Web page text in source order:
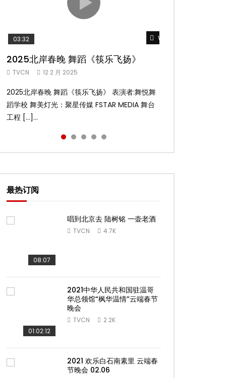
Watch Later
03:32
2025北岸春晚 舞蹈《筷乐飞扬》
TVCN 12 2 月 2025
2025北岸春晚 舞蹈《筷乐飞扬》 表演者:舞悦舞
蹈学校 舞美灯光：聚星传媒 FSTAR MEDIA 舞台
工程 […]...
Watch Later
02:58
2025北岸春晚 舞蹈《乌兰巴托的夜》
TVCN 12 2 月 2025
2025北岸春晚 舞蹈《乌兰巴托的夜》 表演者:飞
扬舞蹈团 舞美灯光：聚星传媒 FSTAR MEDIA 舞
台工 […]...
Watch Later
04:19
2025北岸春晚 古典舞《雨后》
TVCN 12 2 月 2025
2025北岸春晚 古典舞《雨后》 表演者:洪杰舞蹈
学院 舞美灯光：聚星传媒 FSTAR MEDIA 舞台工
程： […]...
Watch Later
05:13
2025北岸春晚 傣族舞蹈《水的女儿》
TVCN 12 2 月 2025
2025北岸春晚 傣族舞蹈《水的女儿》 表演者:洪
杰舞蹈学院 舞美灯光：聚星传媒 FSTAR MEDIA
舞台 […]...
Watch Later
03:45
2025北岸春晚 舞蹈《十八焕蝶》
TVCN 9 2 月 2025
2025北岸春晚 舞蹈《十八焕蝶》 表演者:舞悦舞
蹈学校 舞美灯光：聚星传媒 FSTAR MEDIA 舞台
工程 […]...
最热订阅
08:07
唱到北京去 陆树铭 一壶老酒
TVCN 4.7K
01:02:12
2021中华人民共和国驻温哥
华总领馆“枫华温情”云端春节
晚会
TVCN 2.2K
2021 欢乐白石南素里 云端春
节晚会 02.06